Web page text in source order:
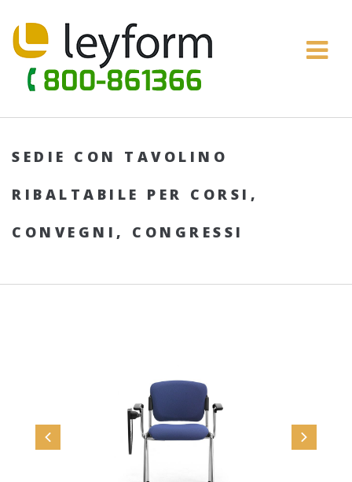
SEDIE CON TAVOLINO
RIBALTABILE PER CORSI,
CONVEGNI, CONGRESSI